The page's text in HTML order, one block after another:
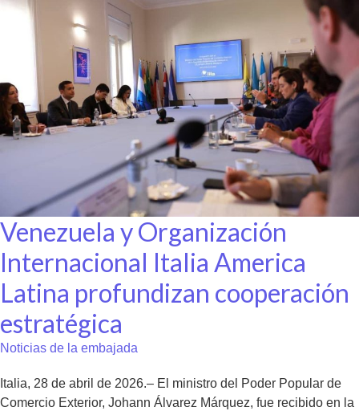
Venezuela y Organización
Internacional Italia America
Latina profundizan cooperación
estratégica
Noticias de la embajada
Italia, 28 de abril de 2026.– El ministro del Poder Popular de
Comercio Exterior, Johann Álvarez Márquez, fue recibido en la